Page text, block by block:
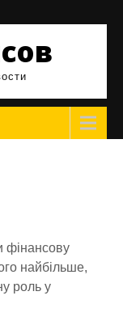
фінансову
найбільше,
роль у